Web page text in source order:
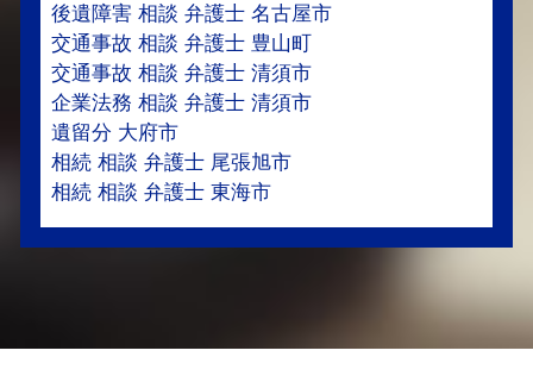
後遺障害 相談 弁護士 名古屋市
交通事故 相談 弁護士 豊山町
交通事故 相談 弁護士 清須市
企業法務 相談 弁護士 清須市
遺留分 大府市
相続 相談 弁護士 尾張旭市
相続 相談 弁護士 東海市